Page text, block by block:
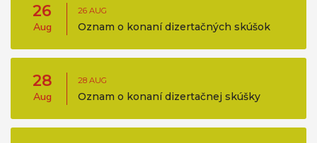
26
Aug
26 AUG
Oznam o konaní dizertačných skúšok
28
Aug
28 AUG
Oznam o konaní dizertačnej skúšky